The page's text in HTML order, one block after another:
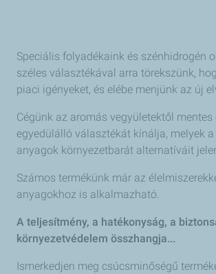
Speciális folyadékaink és szénhidrogén
széles választékával arra törekszünk,
piaci igényeket, és elébe menjünk az új
Cégünk az aromás vegyületektől mentes
egyedülálló választékát kínálja, melyek
anyagok környezetbarát alternatíváit
Számos termékünk már az
anyagokhoz is alkalmazható.
A teljesítmény, a hatékonyság, a
környezetvédelem összhangja...
Ismerkedjen meg csúcsminőségű